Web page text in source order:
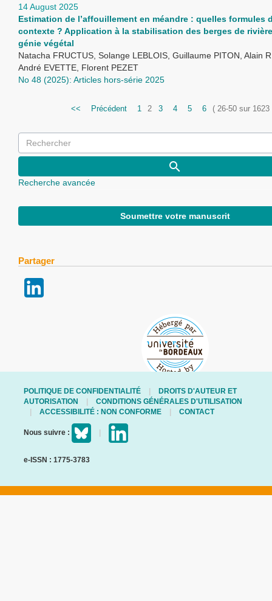
14 August 2025
Estimation de l’affouillement en méandre : quelles formules
contexte ? Application à la stabilisation des berges de
génie végétal
Natacha FRUCTUS, Solange LEBLOIS, Guillaume PITON, Alain
André EVETTE, Florent PEZET
No 48 (2025): Articles hors-série 2025
<< Précédent 1 2 3 4 5 6 ( 26-50 sur
Recherche avancée
Soumettre votre manuscrit
Partager
POLITIQUE DE CONFIDENTIALITÉ
DROITS D'AUTEUR ET
AUTORISATION
CONDITIONS GÉNÉRALES D'UTILISATION
ACCESSIBILITÉ : NON CONFORME
CONTACT
Nous suivre :
e-ISSN : 1775-3783